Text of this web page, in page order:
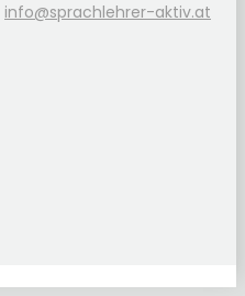
info@sprachlehrer-aktiv.at